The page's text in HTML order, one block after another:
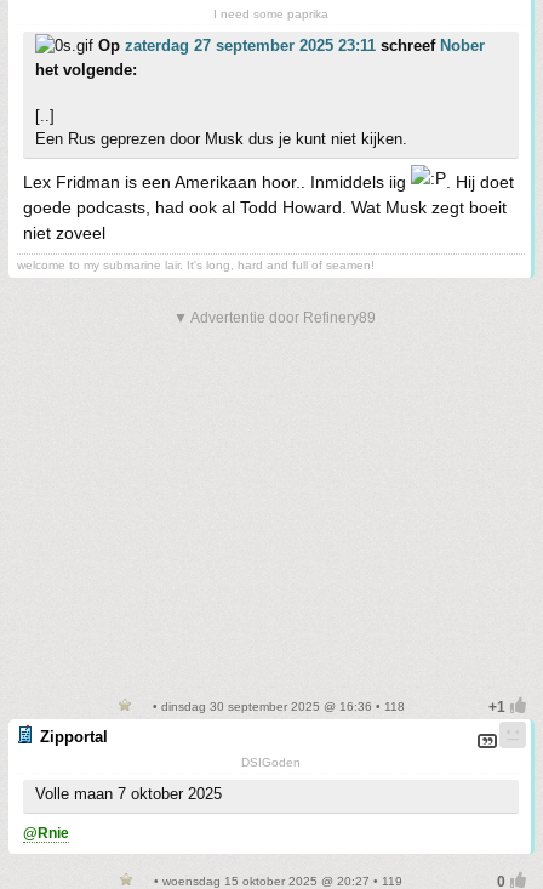
I need some paprika
Op zaterdag 27 september 2025 23:11 schreef Nober
het volgende:
[..]
Een Rus geprezen door Musk dus je kunt niet kijken.
Lex Fridman is een Amerikaan hoor.. Inmiddels iig
. Hij doet
goede podcasts, had ook al Todd Howard. Wat Musk zegt boeit
niet zoveel
welcome to my submarine lair. It's long, hard and full of seamen!
▼ Advertentie door Refinery89
• dinsdag 30 september 2025 @ 16:36 • 118
Zipportal
DSIGoden
Volle maan 7 oktober 2025
@Rnie
• woensdag 15 oktober 2025 @ 20:27 • 119